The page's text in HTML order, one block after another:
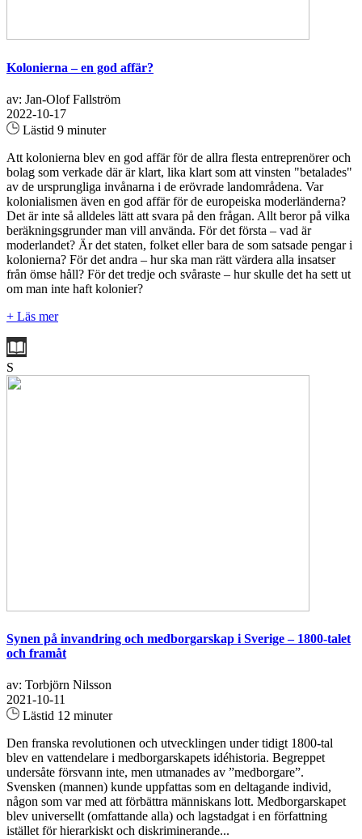
Kolonierna – en god affär?
av: Jan-Olof Fallström
2022-10-17
Lästid 9 minuter
Att kolonierna blev en god affär för de allra flesta entreprenörer och
bolag som verkade där är klart, lika klart som att vinsten "betalades"
av de ursprungliga invånarna i de erövrade landområdena. Var
kolonialismen även en god affär för de europeiska moderländerna?
Det är inte så alldeles lätt att svara på den frågan. Allt beror på vilka
beräkningsgrunder man vill använda. För det första – vad är
moderlandet? Är det staten, folket eller bara de som satsade pengar i
kolonierna? För det andra – hur ska man rätt värdera alla insatser
från ömse håll? För det tredje och svåraste – hur skulle det ha sett ut
om man inte haft kolonier?
+ Läs mer
S
Synen på invandring och medborgarskap i Sverige – 1800-talet
och framåt
av: Torbjörn Nilsson
2021-10-11
Lästid 12 minuter
Den franska revolutionen och utvecklingen under tidigt 1800-tal
blev en vattendelare i medborgarskapets idéhistoria. Begreppet
undersåte försvann inte, men utmanades av ”medborgare”.
Svensken (mannen) kunde uppfattas som en deltagande individ,
någon som var med att förbättra människans lott. Medborgarskapet
blev universellt (omfattande alla) och lagstadgat i en författning
istället för hierarkiskt och diskriminerande...